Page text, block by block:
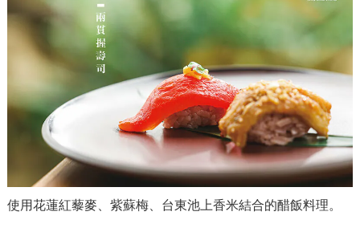
使用花蓮紅藜麥、紫蘇梅、台東池上香米結合的醋飯料理。